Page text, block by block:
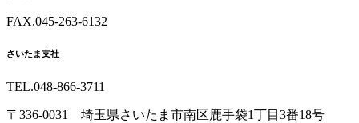
FAX.045-263-6132
さいたま支社
TEL.048-866-3711
〒336-0031 埼玉県さいたま市南区鹿手袋1丁目3番18号